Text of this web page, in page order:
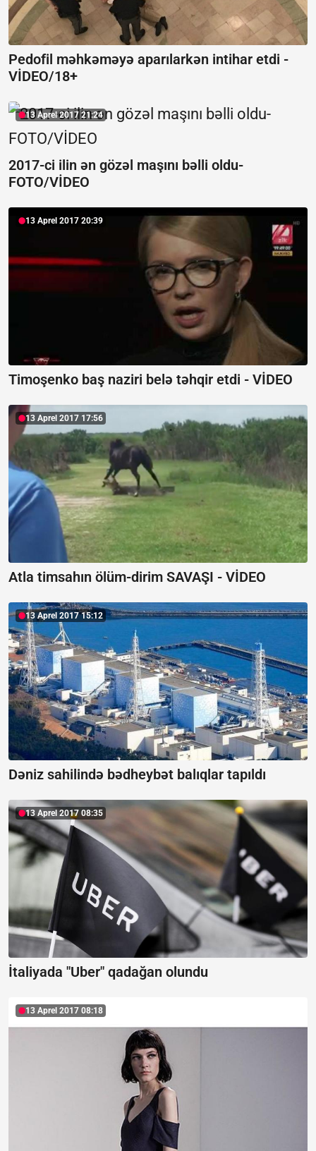
Pedofil məhkəməyə aparılarkən intihar etdi -
VİDEO/18+
13 Aprel 2017 21:24
2017-ci ilin ən gözəl maşını bəlli oldu-
FOTO/VİDEO
13 Aprel 2017 20:39
Timoşenko baş naziri belə təhqir etdi - VİDEO
13 Aprel 2017 17:56
Atla timsahın ölüm-dirim SAVAŞI - VİDEO
13 Aprel 2017 15:12
Dəniz sahilində bədheybət balıqlar tapıldı
13 Aprel 2017 08:35
İtaliyada "Uber" qadağan olundu
13 Aprel 2017 08:18